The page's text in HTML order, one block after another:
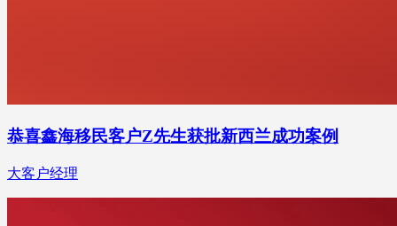
恭喜鑫海移民客户Z先生获批新西兰成功案例
大客户经理